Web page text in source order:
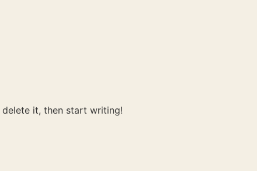
it, then start writing!